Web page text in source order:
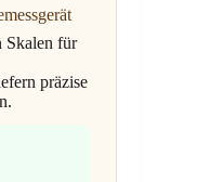
Skalen für
präzise